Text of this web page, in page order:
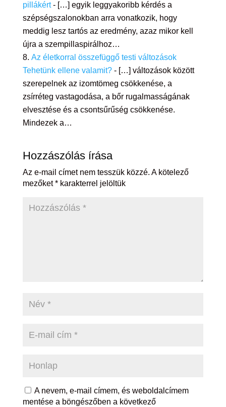
pillákért- […] egyik leggyakoribb kérdés a
szépségszalonokban arra vonatkozik, hogy
meddig lesz tartós az eredmény, azaz mikor kell
újra a szempillaspirálhoz…
Az életkorral összefüggő testi változások
Tehetünk ellene valamit?- […] változások között
szerepelnek az izomtömeg csökkenése, a
zsírréteg vastagodása, a bőr rugalmasságának
elvesztése és a csontsűrűség csökkenése.
Mindezek a…
Hozzászólás írása
Az e-mail címet nem tesszük közzé. A kötelező
mezőket*karakterrel jelöltük
A nevem, e-mail címem, és weboldalcímem
mentése a böngészőben a következő